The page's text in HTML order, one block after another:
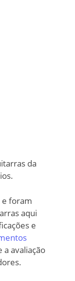
da
e foram
aqui
e
a avaliação